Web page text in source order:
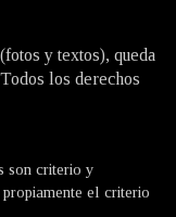
y textos), queda
los derechos
son criterio y
el criterio